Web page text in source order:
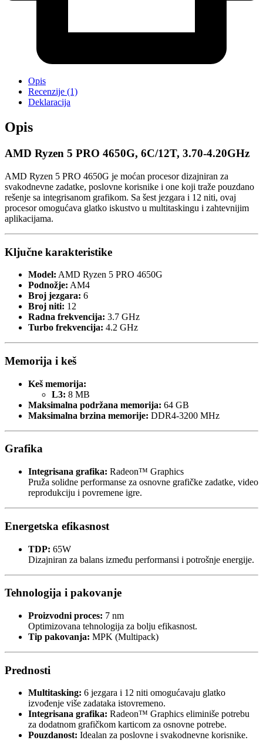
Opis
Recenzije (1)
Deklaracija
Opis
AMD Ryzen 5 PRO 4650G, 6C/12T, 3.70-4.20GHz
AMD Ryzen 5 PRO 4650G je moćan procesor dizajniran za
svakodnevne zadatke, poslovne korisnike i one koji traže pouzdano
rešenje sa integrisanom grafikom. Sa šest jezgara i 12 niti, ovaj
procesor omogućava glatko iskustvo u multitaskingu i zahtevnijim
aplikacijama.
Ključne karakteristike
Model: AMD Ryzen 5 PRO 4650G
Podnožje: AM4
Broj jezgara: 6
Broj niti: 12
Radna frekvencija: 3.7 GHz
Turbo frekvencija: 4.2 GHz
Memorija i keš
Keš memorija:
L3: 8 MB
Maksimalna podržana memorija: 64 GB
Maksimalna brzina memorije: DDR4-3200 MHz
Grafika
Integrisana grafika: Radeon™ Graphics
Pruža solidne performanse za osnovne grafičke zadatke, video
reprodukciju i povremene igre.
Energetska efikasnost
TDP: 65W
Dizajniran za balans između performansi i potrošnje energije.
Tehnologija i pakovanje
Proizvodni proces: 7 nm
Optimizovana tehnologija za bolju efikasnost.
Tip pakovanja: MPK (Multipack)
Prednosti
Multitasking: 6 jezgara i 12 niti omogućavaju glatko
izvođenje više zadataka istovremeno.
Integrisana grafika: Radeon™ Graphics eliminiše potrebu
za dodatnom grafičkom karticom za osnovne potrebe.
Pouzdanost: Idealan za poslovne i svakodnevne korisnike.